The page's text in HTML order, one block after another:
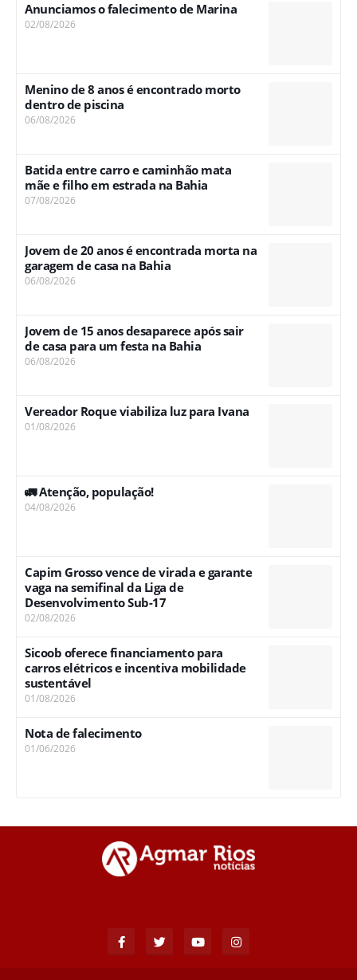
Anunciamos o falecimento de Marina
02/08/2026
Menino de 8 anos é encontrado morto
dentro de piscina
06/08/2026
Batida entre carro e caminhão mata
mãe e filho em estrada na Bahia
07/08/2026
Jovem de 20 anos é encontrada morta na
garagem de casa na Bahia
06/08/2026
Jovem de 15 anos desaparece após sair
de casa para um festa na Bahia
06/08/2026
Vereador Roque viabiliza luz para Ivana
01/08/2026
🚛 Atenção, população!
04/08/2026
Capim Grosso vence de virada e garante
vaga na semifinal da Liga de
Desenvolvimento Sub-17
02/08/2026
Sicoob oferece financiamento para
carros elétricos e incentiva mobilidade
sustentável
01/08/2026
Nota de falecimento
01/06/2026